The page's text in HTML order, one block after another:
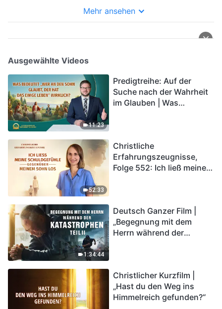
Mehr ansehen
Ausgewählte Videos
11:23
Predigtreihe: Auf der
Suche nach der Wahrheit
im Glauben | Was
52:33
Christliche
Erfahrungszeugnisse,
Folge 552: Ich ließ meine
1:34:44
Deutsch Ganzer Film |
„Begegnung mit dem
Herrn während der
in das Königreich Gottes
eintreten?
Christlicher Kurzfilm |
„Hast du den Weg ins
Himmelreich gefunden?“